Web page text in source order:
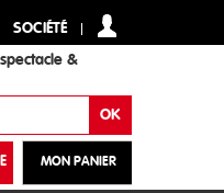
SOCIÉTÉ
&
MON PANIER